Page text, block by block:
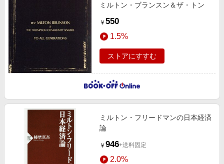
ミルトン・ブランスン＆ザ・トン
￥ 550
1.5%
ストアにすすむ
ミルトン・フリードマンの日本経済
論
￥ 946+送料固定
2.0%